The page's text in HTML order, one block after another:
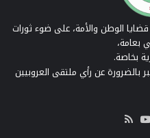
الوطن والأمة، على ضوء ثورات
بعامة،
بخاصة.
بالضرورة عن رأي ملتقى العروبيين
‫X
‫YouTube